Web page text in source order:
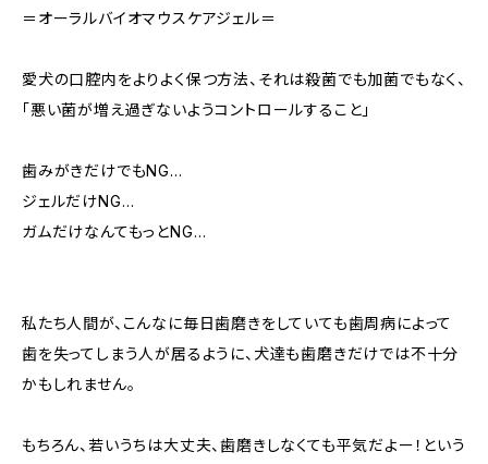
＝オーラルバイオマウスケアジェル＝
愛犬の口腔内をよりよく保つ方法、それは殺菌でも加菌でもなく、
「悪い菌が増え過ぎないようコントロールすること」
歯みがきだけでもNG…
ジェルだけNG…
ガムだけなんてもっとNG…
私たち人間が、こんなに毎日歯磨きをしていても歯周病によって
歯を失ってしまう人が居るように、犬達も歯磨きだけでは不十分
かもしれません。
もちろん、若いうちは大丈夫、歯磨きしなくても平気だよー！という